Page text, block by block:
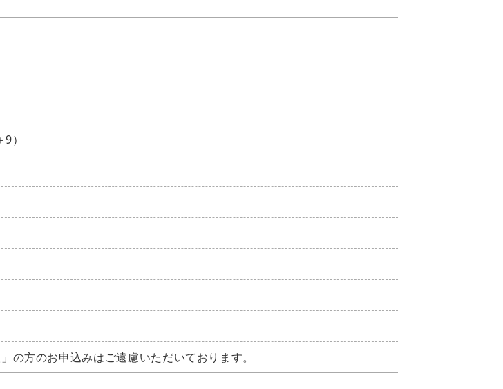
）
の方のお申込みはご遠慮いただいております。